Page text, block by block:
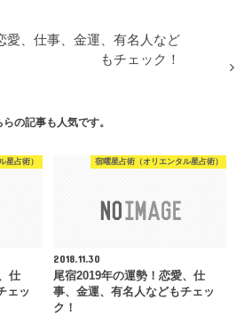
愛、仕事、金運、有名人など
もチェック！
らの記事も人気です。
星占術）
仕
ェッ
宿曜星占術（オリエンタル星占術）
2018.11.30
尾宿2019年の運勢！恋愛、仕
事、金運、有名人などもチェッ
ク！